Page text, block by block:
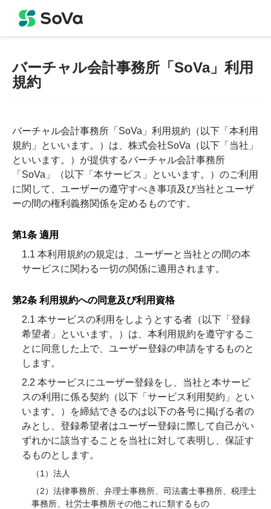
バーチャル会計事務所「SoVa」利用
規約
バーチャル会計事務所「SoVa」利用規約（以下「本利用
規約」といいます。）は、株式会社SoVa（以下「当社」
といいます。）が提供するバーチャル会計事務所
「SoVa」（以下「本サービス」といいます。）のご利用
に関して、ユーザーの遵守すべき事項及び当社とユーザ
ーの間の権利義務関係を定めるものです。
第1条 適用
1.1 本利用規約の規定は、ユーザーと当社との間の本
サービスに関わる一切の関係に適用されます。
第2条 利用規約への同意及び利用資格
2.1 本サービスの利用をしようとする者（以下「登録
希望者」といいます。）は、本利用規約を遵守するこ
とに同意した上で、ユーザー登録の申請をするものと
します。
2.2 本サービスにユーザー登録をし、当社と本サービ
スの利用に係る契約（以下「サービス利用契約」とい
います。）を締結できるのは以下の各号に掲げる者の
みとし、登録希望者はユーザー登録に際して自己がい
ずれかに該当することを当社に対して表明し、保証す
るものとします。
（1）法人
（2）法律事務所、弁理士事務所、司法書士事務所、税理士
事務所、社労士事務所その他これに類するもの